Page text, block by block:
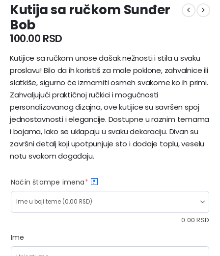
Kutija sa ručkom Sunđer
Bob
100.00 RSD
Kutijice sa ručkom unose dašak nežnosti i stila u svaku
proslavu! Bilo da ih koristiš za male poklone, zahvalnice ili
slatkiše, sigurno će izmamiti osmeh svakome ko ih primi.
Zahvaljujući praktičnoj ručkici i mogućnosti
personalizovanog dizajna, ove kutijice su savršen spoj
jednostavnosti i elegancije. Dostupne u raznim temama
i bojama, lako se uklapaju u svaku dekoraciju. Divan su
završni detalj koji upotpunjuje sto i dodaje toplu, veselu
notu svakom događaju.
Način štampe imena* ?
0.00RSD
Ime